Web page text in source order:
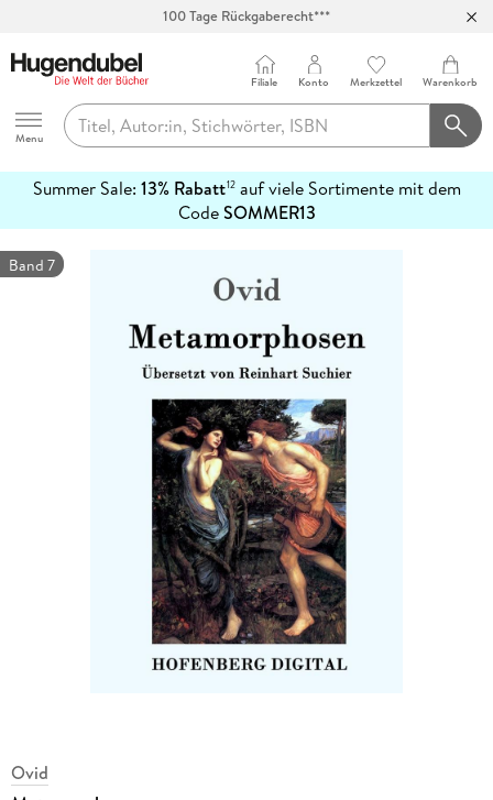
100 Tage Rückgaberecht***
Hugendubel
Menu
Filiale Konto Merkzettel Warenkorb
Summer Sale: 13% Rabatt12auf viele Sortimente mit dem
CodeSOMMER13
erfahren
Band 7
Ovid